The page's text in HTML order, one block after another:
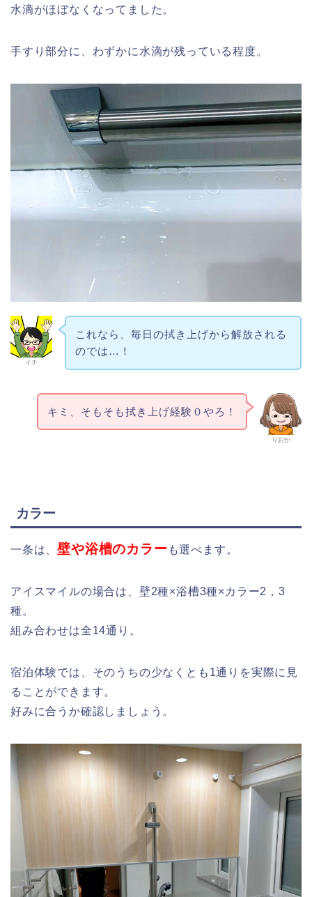
水滴がほぼなくなってました。
手すり部分に、わずかに水滴が残っている程度。
イチ
これなら、毎日の拭き上げから解放される
のでは…！
りおか
キミ、そもそも拭き上げ経験０やろ！
カラー
一条は、壁や浴槽のカラー も選べます。
アイスマイルの場合は、壁2種×浴槽3種×カラー2，3
種。
組み合わせは全14通り。
宿泊体験では、そのうちの少なくとも1通りを実際に見
ることができます。
好みに合うか確認しましょう。